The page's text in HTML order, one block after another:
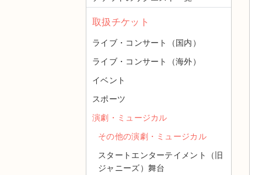
取扱チケット
ライブ・コンサート（国内）
ライブ・コンサート（海外）
イベント
スポーツ
演劇・ミュージカル
その他の演劇・ミュージカル
スタートエンターテイメント（旧
ジャニーズ）舞台